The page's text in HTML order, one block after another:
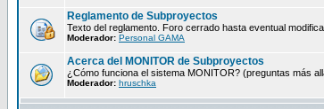
Reglamento de Subproyectos
Texto del reglamento. Foro cerrado hasta eventual
Moderador: Personal GAMA
Acerca del MONITOR de Subproyectos
¿Cómo funciona el sistema MONITOR? (preguntas más
Moderador: hruschka